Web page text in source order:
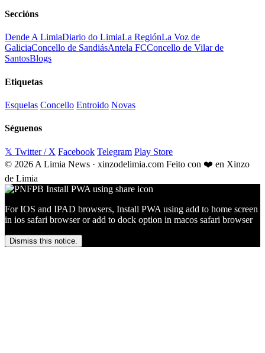
Seccións
Dende A LimiaDiario do LimiaLa RegiónLa Voz de
GaliciaConcello de SandiásAntela FCConcello de Vilar de
SantosBlogs
Etiquetas
Esquelas Concello Entroido Novas
Séguenos
𝕏 Twitter / X Facebook Telegram Play Store
© 2026 A Limia News · xinzodelimia.com Feito con ❤️ en Xinzo
de Limia
For IOS and IPAD browsers, Install PWA using add to home screen
in ios safari browser or add to dock option in macos safari browser
Dismiss this notice.